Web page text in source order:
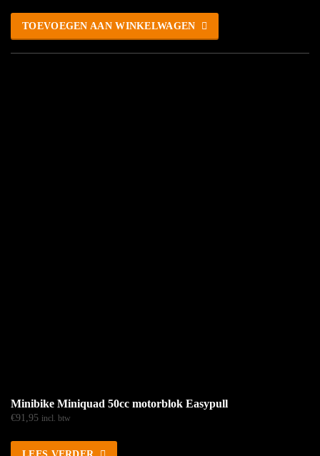
TOEVOEGEN AAN WINKELWAGEN
Minibike Miniquad 50cc motorblok Easypull
€91,95 incl. btw